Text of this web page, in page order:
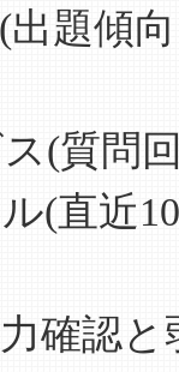
出題傾
(質問
(直近
確認